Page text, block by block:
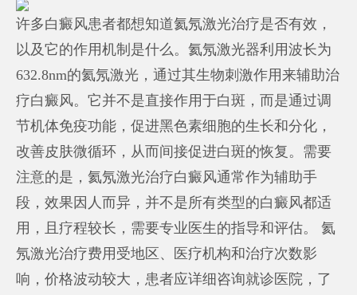
许多白癜风患者都想知道氦氖激光治疗是否有效，
以及它的作用机制是什么。氦氖激光器利用波长为
632.8nm的氦氖激光，通过其生物刺激作用来辅助治
疗白癜风。它并不是直接作用于白斑，而是通过调
节机体免疫功能，促进黑色素细胞的生长和分化，
改善皮肤微循环，从而间接促进白斑的恢复。需要
注意的是，氦氖激光治疗白癜风通常作为辅助手
段，效果因人而异，并不是所有类型的白癜风都适
用，且疗程较长，需要专业医生的指导和评估。 氦
氖激光治疗费用受地区、医疗机构和治疗次数影
响，价格波动较大，患者应详细咨询就诊医院，了